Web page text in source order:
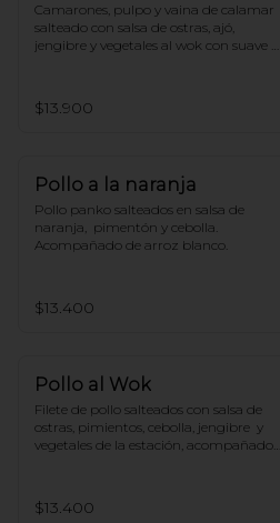
Camarones, pulpo y vaina de calamar
salteado con salsa de ostras, ajó,
jengibre y vegetales al wok con suave
$13.900
Pollo a la naranja
Pollo panko salteados en salsa de
naranja,  pimentón y cebolla.
Acompañado de arroz blanco.
$13.400
Pollo al Wok
Filete de pollo salteados con salsa de
ostras, pimientos, cebolla, jengibre  y
vegetales de la estación, acompañado
$13.400